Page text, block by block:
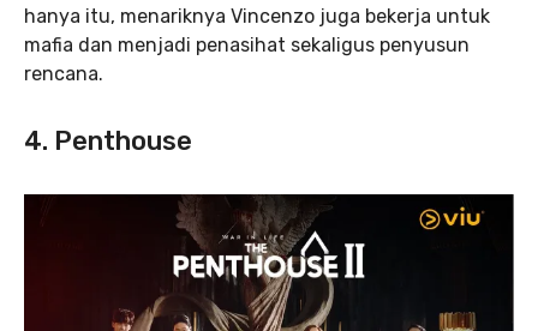
hanya itu, menariknya Vincenzo juga bekerja untuk
mafia dan menjadi penasihat sekaligus penyusun
rencana.
4. Penthouse